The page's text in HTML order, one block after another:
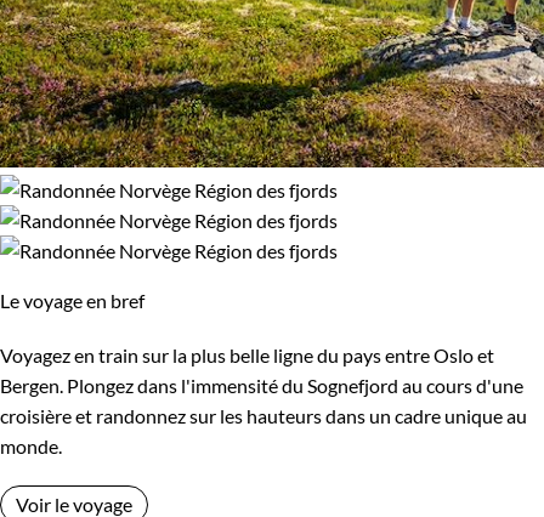
Le voyage en bref
Voyagez en train sur la plus belle ligne du pays entre Oslo et
Bergen. Plongez dans l'immensité du Sognefjord au cours d'une
croisière et randonnez sur les hauteurs dans un cadre unique au
monde.
Voir le voyage